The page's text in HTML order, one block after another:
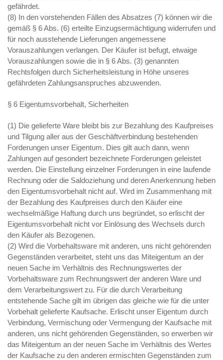
gefährdet.
(8) In den vorstehenden Fällen des Absatzes (7) können wir die
gemäß § 6 Abs. (6) erteilte Einzugsermächtigung widerrufen und
für noch ausstehende Lieferungen angemessene
Vorauszahlungen verlangen. Der Käufer ist befugt, etwaige
Vorauszahlungen sowie die in § 6 Abs. (3) genannten
Rechtsfolgen durch Sicherheitsleistung in Höhe unseres
gefährdeten Zahlungsanspruches abzuwenden.
§ 6 Eigentumsvorbehalt, Sicherheiten
(1) Die gelieferte Ware bleibt bis zur Bezahlung des Kaufpreises
und Tilgung aller aus der Geschäftverbindung bestehenden
Forderungen unser Eigentum. Dies gilt auch dann, wenn
Zahlungen auf gesondert bezeichnete Forderungen geleistet
werden. Die Einstellung einzelner Forderungen in eine laufende
Rechnung oder die Saldoziehung und deren Anerkennung heben
den Eigentumsvorbehalt nicht auf. Wird im Zusammenhang mit
der Bezahlung des Kaufpreises durch den Käufer eine
wechselmäßige Haftung durch uns begründet, so erlischt der
Eigentumsvorbehalt nicht vor Einlösung des Wechsels durch
den Käufer als Bezogenen.
(2) Wird die Vorbehaltsware mit anderen, uns nicht gehörenden
Gegenständen verarbeitet, steht uns das Miteigentum an der
neuen Sache im Verhältnis des Rechnungswertes der
Vorbehaltsware zum Rechnungswert der anderen Ware und
dem Verarbeitungswert zu. Für die durch Verarbeitung
entstehende Sache gilt im übrigen das gleiche wie für die unter
Vorbehalt gelieferte Kaufsache. Erlischt unser Eigentum durch
Verbindung, Vermischung oder Vermengung der Kaufsache mit
anderen, uns nicht gehörenden Gegenständen, so erwerben wir
das Miteigentum an der neuen Sache im Verhältnis des Wertes
der Kaufsache zu den anderen ermischten Gegenständen zum